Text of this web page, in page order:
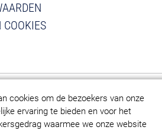
cookies om de bezoekers van onze
ervaring te bieden en voor het
waarmee we onze website
COOKIES
KAPP